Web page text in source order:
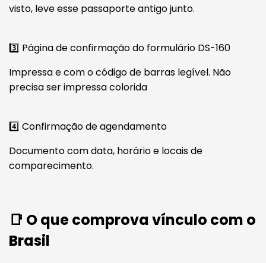
visto, leve esse passaporte antigo junto.
3️⃣ Página de confirmação do formulário DS-160
Impressa e com o código de barras legível. Não
precisa ser impressa colorida
4️⃣ Confirmação de agendamento
Documento com data, horário e locais de
comparecimento.
📑 O que comprova vínculo com o
Brasil